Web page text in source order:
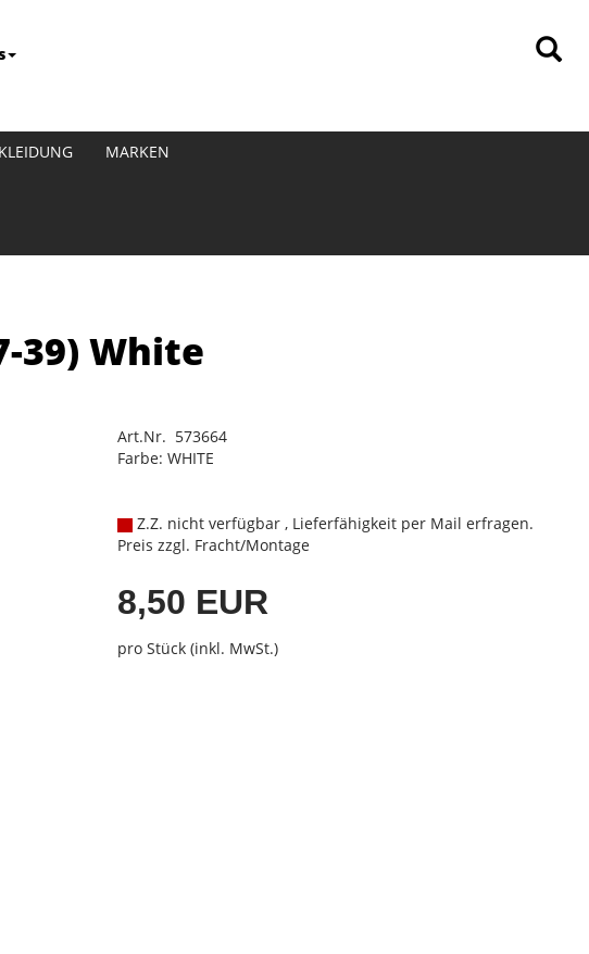
MARKEN
39) White
Art.Nr. 573664
Farbe: WHITE
Z.Z. nicht verfügbar , Lieferfähigkeit per Mail erfragen.
Preis zzgl. Fracht/Montage
8,50 EUR
pro Stück (inkl. MwSt.)